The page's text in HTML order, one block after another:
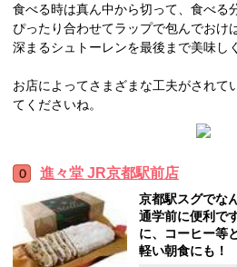
食べる時は真ん中から切って、食べる
ぴったり合わせてラップで包んでおけ
深まるシュトーレンを最後まで美味し
お店によってさまざまな工夫がされて
てくださいね。
進々堂 JR京都駅前店
京都駅スグでな
通学前に便利で
に、コーヒー等
軽い朝食にも！